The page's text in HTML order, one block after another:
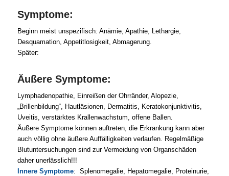
Symptome:
Beginn meist unspezifisch: Anämie, Apathie, Lethargie,
Desquamation, Appetitlosigkeit, Abmagerung.
Später:
Äußere Symptome:
Lymphadenopathie, Einreißen der Ohrränder, Alopezie,
„Brillenbildung“, Hautläsionen, Dermatitis, Keratokonjunktivitis,
Uveitis, verstärktes Krallenwachstum, offene Ballen.
Äußere Symptome können auftreten, die Erkrankung kann aber
auch völlig ohne äußere Auffälligkeiten verlaufen. Regelmäßige
Blutuntersuchungen sind zur Vermeidung von Organschäden
daher unerlässlich!!!
Innere Symptome: Splenomegalie, Hepatomegalie, Proteinurie,